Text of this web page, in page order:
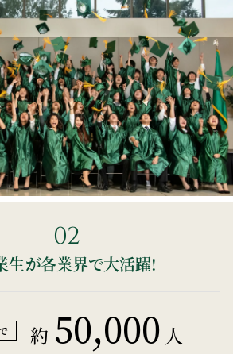
02
生が各業界で大活躍!
約 50,000 人